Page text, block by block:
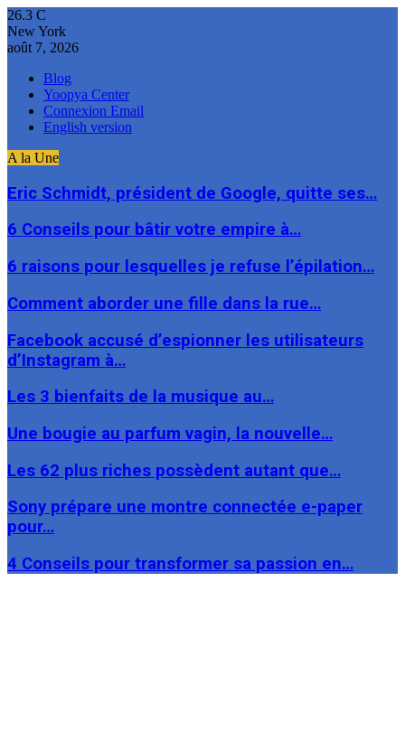
26.3 C
New York
août 7, 2026
Blog
Yoopya Center
Connexion Email
English version
A la Une
Eric Schmidt, président de Google, quitte ses…
6 Conseils pour bâtir votre empire à…
6 raisons pour lesquelles je refuse l’épilation…
Comment aborder une fille dans la rue…
Facebook accusé d’espionner les utilisateurs
d’Instagram à…
Les 3 bienfaits de la musique au…
Une bougie au parfum vagin, la nouvelle…
Les 62 plus riches possèdent autant que…
Sony prépare une montre connectée e-paper
pour…
4 Conseils pour transformer sa passion en…